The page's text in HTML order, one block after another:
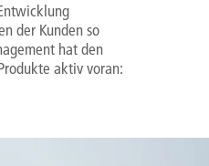
der Kunden so
hat den
aktiv voran: